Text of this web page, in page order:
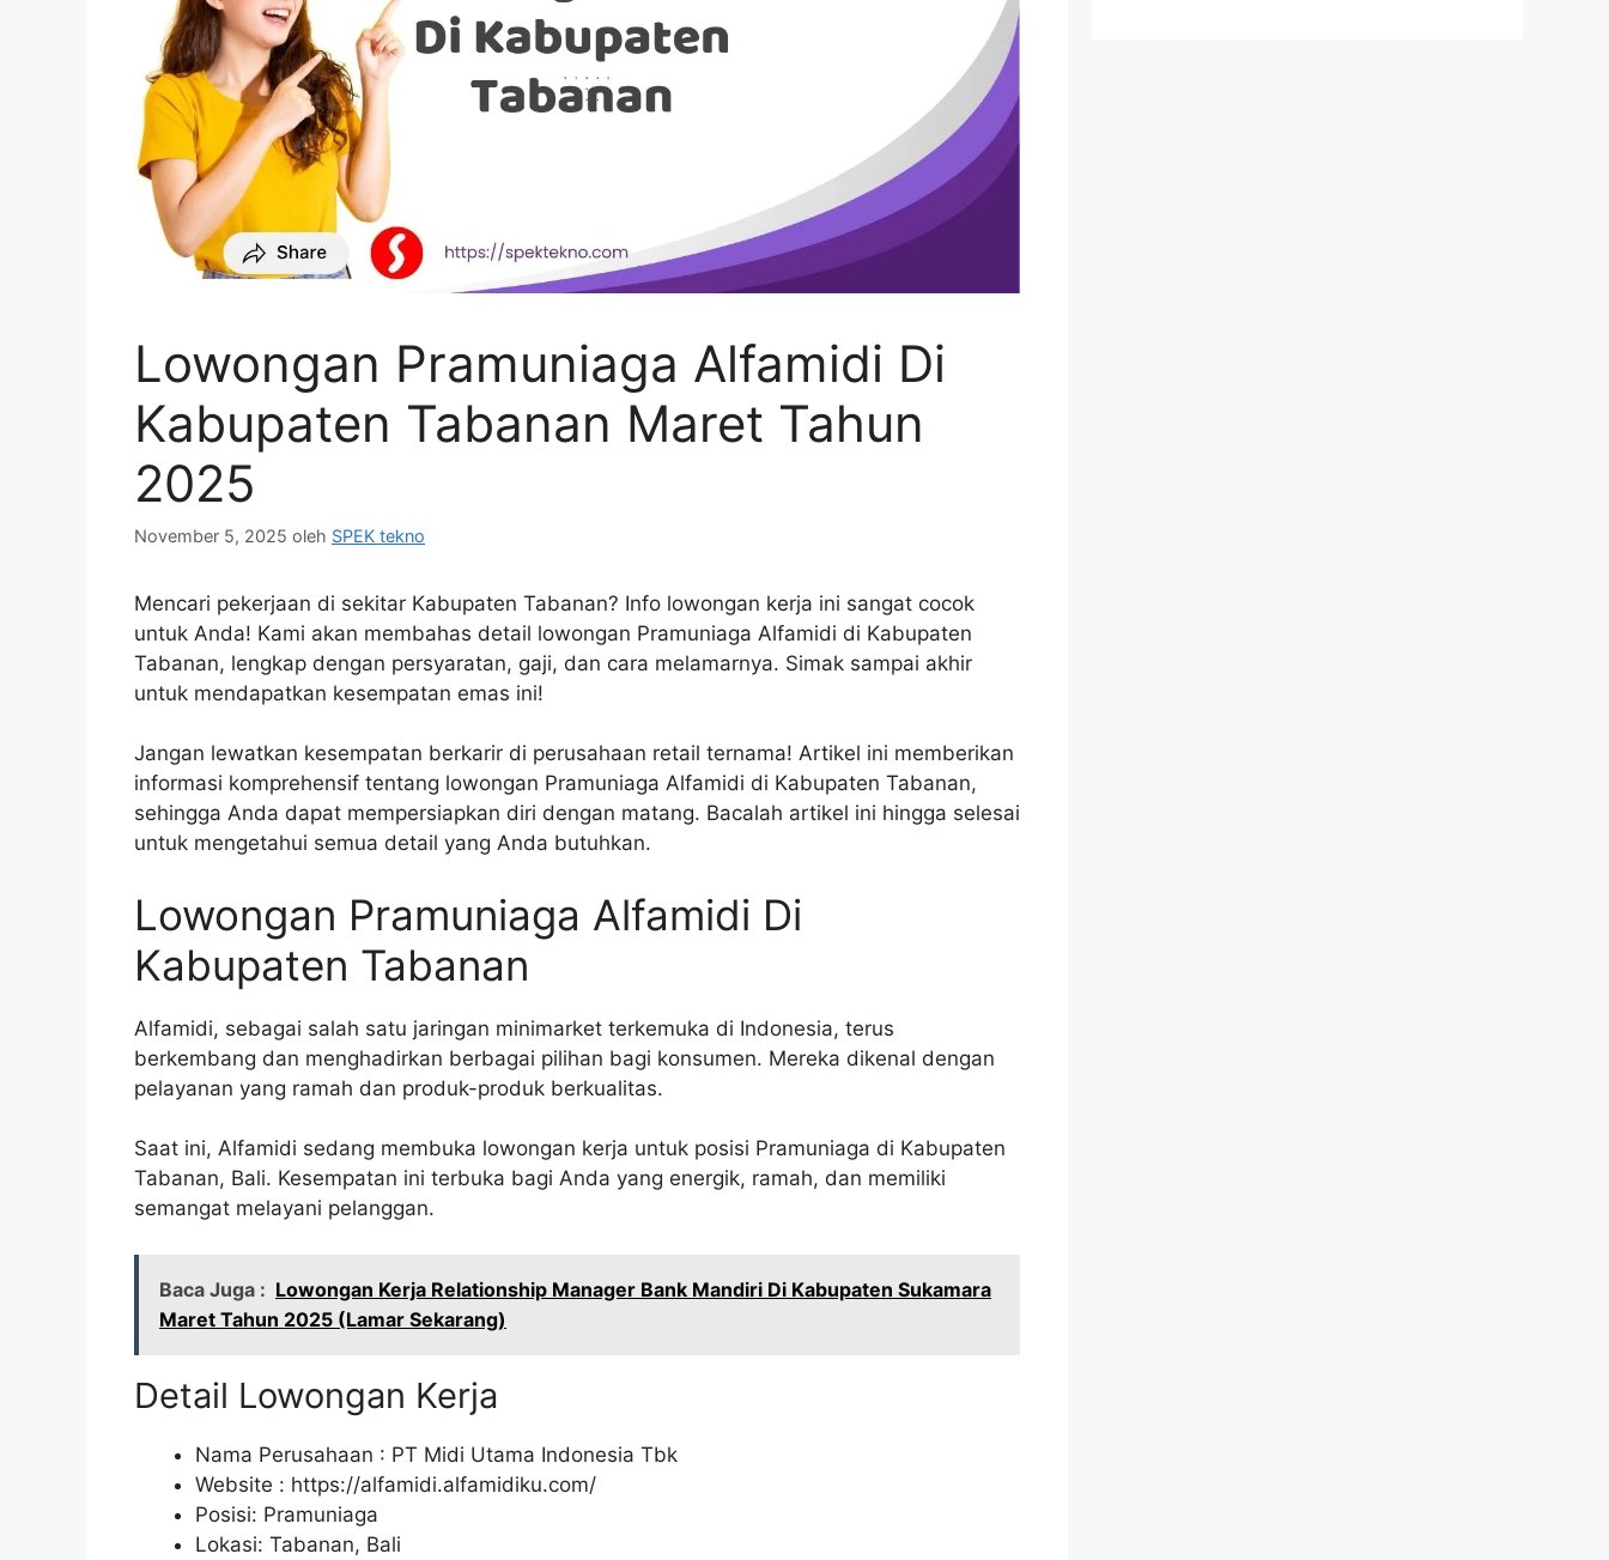
Lowongan Pramuniaga Alfamidi Di
Kabupaten Tabanan Maret Tahun
2025
November 5, 2025 oleh SPEK tekno
Mencari pekerjaan di sekitar Kabupaten Tabanan? Info lowongan kerja ini sangat cocok
untuk Anda! Kami akan membahas detail lowongan Pramuniaga Alfamidi di Kabupaten
Tabanan, lengkap dengan persyaratan, gaji, dan cara melamarnya. Simak sampai akhir
untuk mendapatkan kesempatan emas ini!
Jangan lewatkan kesempatan berkarir di perusahaan retail ternama! Artikel ini memberikan
informasi komprehensif tentang lowongan Pramuniaga Alfamidi di Kabupaten Tabanan,
sehingga Anda dapat mempersiapkan diri dengan matang. Bacalah artikel ini hingga selesai
untuk mengetahui semua detail yang Anda butuhkan.
Lowongan Pramuniaga Alfamidi Di
Kabupaten Tabanan
Alfamidi, sebagai salah satu jaringan minimarket terkemuka di Indonesia, terus
berkembang dan menghadirkan berbagai pilihan bagi konsumen. Mereka dikenal dengan
pelayanan yang ramah dan produk-produk berkualitas.
Saat ini, Alfamidi sedang membuka lowongan kerja untuk posisi Pramuniaga di Kabupaten
Tabanan, Bali. Kesempatan ini terbuka bagi Anda yang energik, ramah, dan memiliki
semangat melayani pelanggan.
Baca Juga : Lowongan Kerja Relationship Manager Bank Mandiri Di Kabupaten Sukamara
Maret Tahun 2025 (Lamar Sekarang)
Detail Lowongan Kerja
Nama Perusahaan : PT Midi Utama Indonesia Tbk
Website : https://alfamidi.alfamidiku.com/
Posisi: Pramuniaga
Lokasi: Tabanan, Bali